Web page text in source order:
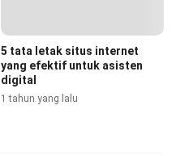
5 tata letak situs internet
yang efektif untuk asisten
digital
1 tahun yang lalu